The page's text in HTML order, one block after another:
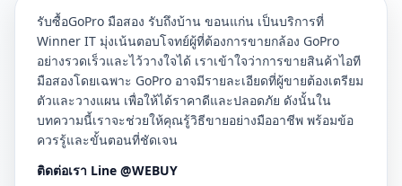
รับซื้อGoPro มือสอง รับถึงบ้าน ขอนแก่น เป็นบริการที่
Winner IT มุ่งเน้นตอบโจทย์ผู้ที่ต้องการขายกล้อง GoPro
อย่างรวดเร็วและไว้วางใจได้ เราเข้าใจว่าการขายสินค้าไอที
มือสองโดยเฉพาะ GoPro อาจมีรายละเอียดที่ผู้ขายต้องเตรียม
ตัวและวางแผน เพื่อให้ได้ราคาดีและปลอดภัย ดังนั้นใน
บทความนี้เราจะช่วยให้คุณรู้วิธีขายอย่างมืออาชีพ พร้อมข้อ
ควรรู้และขั้นตอนที่ชัดเจน
ติดต่อเรา Line @WEBUY